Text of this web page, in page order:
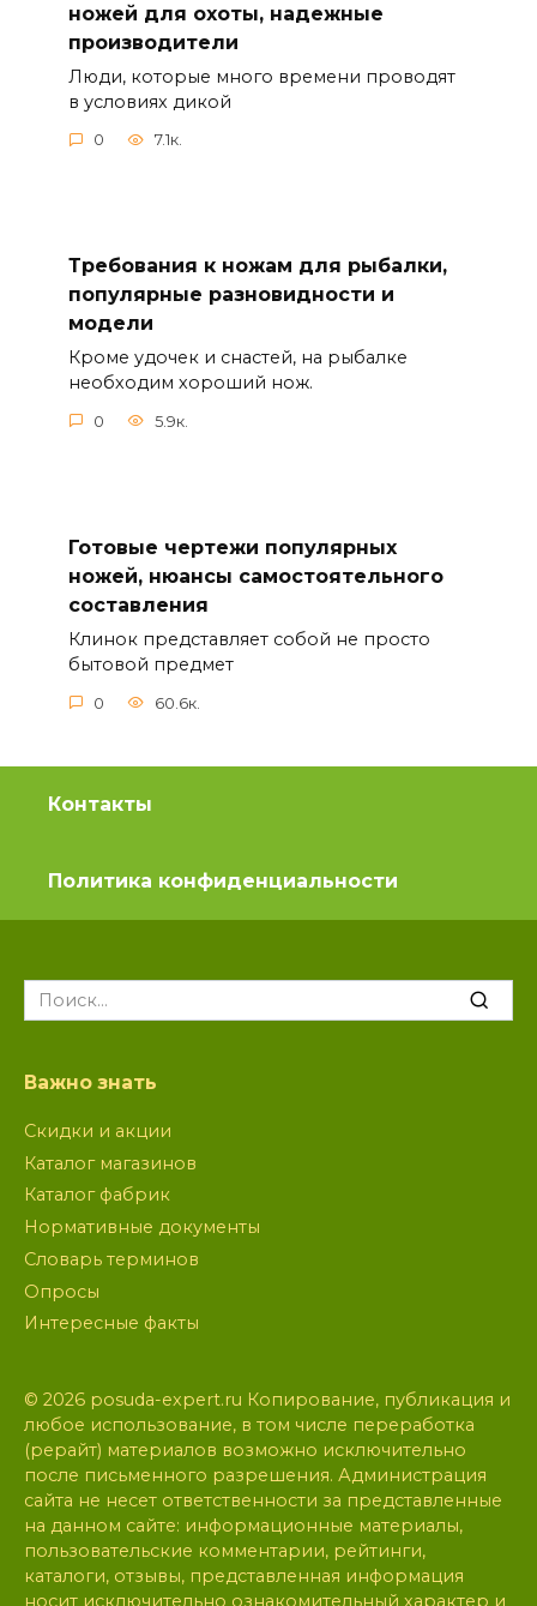
ножей для охоты, надежные
производители
Люди, которые много времени проводят
в условиях дикой
0 7.1к.
Требования к ножам для рыбалки,
популярные разновидности и
модели
Кроме удочек и снастей, на рыбалке
необходим хороший нож.
0 5.9к.
Готовые чертежи популярных
ножей, нюансы самостоятельного
составления
Клинок представляет собой не просто
бытовой предмет
0 60.6к.
Контакты
Политика конфиденциальности
Search
for:
Важно знать
Скидки и акции
Каталог магазинов
Каталог фабрик
Нормативные документы
Словарь терминов
Опросы
Интересные факты
© 2026 posuda-expert.ru Копирование, публикация и
любое использование, в том числе переработка
(рерайт) материалов возможно исключительно
после письменного разрешения. Администрация
сайта не несет ответственности за представленные
на данном сайте: информационные материалы,
пользовательские комментарии, рейтинги,
каталоги, отзывы, представленная информация
носит исключительно ознакомительный характер и